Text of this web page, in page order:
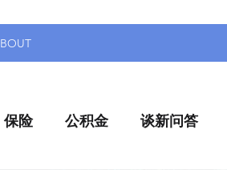
保险 公积金 谈新问答